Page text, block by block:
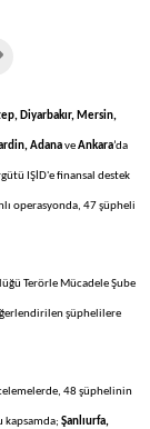
Diyarbakır, Mersin,
AdanaveAnkara’da
IŞİD'e finansal destek
operasyonda, 47 şüpheli
Terörle Mücadele Şube
şüphelilere
48 şüphelinin
kapsamda; Şanlıurfa,